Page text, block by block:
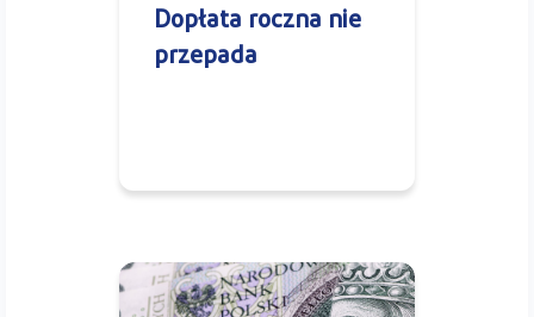
Dopłata roczna nie
przepada